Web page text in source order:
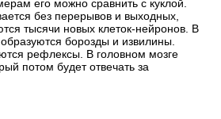
его можно сравнить с куклой.
без перерывов и выходных,
тысячи новых клеток-нейронов. В
борозды и извилины.
рефлексы. В головном мозге
потом будет отвечать за